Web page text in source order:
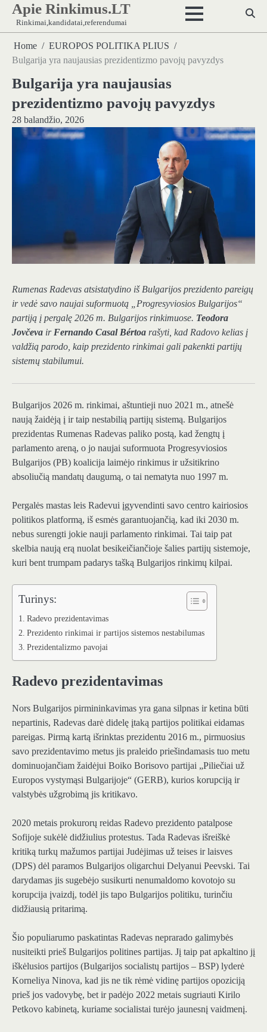
Skip
content
Apie Rinkimus.LT
Rinkimai,kandidatai,referendumai
Home
EUROPOS POLITIKA PLIUS
Bulgarija yra naujausias prezidentizmo pavojų pavyzdys
Bulgarija yra naujausias
prezidentizmo pavojų pavyzdys
28 balandžio, 2026
Rumenas Radevas atsistatydino iš Bulgarijos prezidento pareigų
ir vedė savo naujai suformuotą „Progresyviosios Bulgarijos“
partiją į pergalę 2026 m. Bulgarijos rinkimuose. Teodora
Jovčeva irFernando Casal Bértoa rašyti, kad Radovo kelias į
valdžią parodo, kaip prezidento rinkimai gali pakenkti partijų
sistemų stabilumui.
Bulgarijos 2026 m. rinkimai, aštuntieji nuo 2021 m., atnešė
naują žaidėją į ir taip nestabilią partijų sistemą. Bulgarijos
prezidentas Rumenas Radevas paliko postą, kad žengtų į
parlamento areną, o jo naujai suformuota Progresyviosios
Bulgarijos (PB) koalicija laimėjo rinkimus ir užsitikrino
absoliučią mandatų daugumą, o tai nematyta nuo 1997 m.
Pergalės mastas leis Radevui įgyvendinti savo centro kairiosios
politikos platformą, iš esmės garantuojančią, kad iki 2030 m.
nebus surengti jokie nauji parlamento rinkimai. Tai taip pat
skelbia naują erą nuolat besikeičiančioje šalies partijų sistemoje,
kuri bent trumpam padarys tašką Bulgarijos rinkimų kilpai.
Turinys:
Radevo prezidentavimas
Prezidento rinkimai ir partijos sistemos nestabilumas
Prezidentalizmo pavojai
Radevo prezidentavimas
Nors Bulgarijos pirmininkavimas yra gana silpnas ir ketina būti
nepartinis, Radevas darė didelę įtaką partijos politikai eidamas
pareigas. Pirmą kartą išrinktas prezidentu 2016 m., pirmuosius
savo prezidentavimo metus jis praleido priešindamasis tuo metu
dominuojančiam žaidėjui Boiko Borisovo partijai „Piliečiai už
Europos vystymąsi Bulgarijoje“ (GERB), kurios korupciją ir
valstybės užgrobimą jis kritikavo.
2020 metais prokurorų reidas Radevo prezidento patalpose
Sofijoje sukėlė didžiulius protestus. Tada Radevas išreiškė
kritiką turkų mažumos partijai Judėjimas už teises ir laisves
(DPS) dėl paramos Bulgarijos oligarchui Delyanui Peevski. Tai
darydamas jis sugebėjo susikurti nenumaldomo kovotojo su
korupcija įvaizdį, todėl jis tapo Bulgarijos politiku, turinčiu
didžiausią pritarimą.
Šio populiarumo paskatintas Radevas neprarado galimybės
nusiteikti prieš Bulgarijos politines partijas. Jį taip pat apkaltino jį
iškėlusios partijos (Bulgarijos socialistų partijos – BSP) lyderė
Korneliya Ninova, kad jis ne tik rėmė vidinę partijos opoziciją
prieš jos vadovybę, bet ir padėjo 2022 metais sugriauti Kirilo
Petkovo kabinetą, kuriame socialistai turėjo jaunesnį vaidmenį.